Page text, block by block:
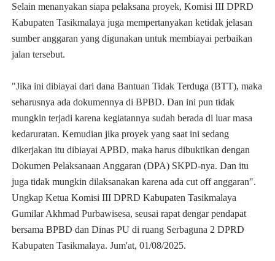
Selain menanyakan siapa pelaksana proyek, Komisi III DPRD
Kabupaten Tasikmalaya juga mempertanyakan ketidak jelasan
sumber anggaran yang digunakan untuk membiayai perbaikan
jalan tersebut.
"Jika ini dibiayai dari dana Bantuan Tidak Terduga (BTT), maka
seharusnya ada dokumennya di BPBD. Dan ini pun tidak
mungkin terjadi karena kegiatannya sudah berada di luar masa
kedaruratan. Kemudian jika proyek yang saat ini sedang
dikerjakan itu dibiayai APBD, maka harus dibuktikan dengan
Dokumen Pelaksanaan Anggaran (DPA) SKPD-nya. Dan itu
juga tidak mungkin dilaksanakan karena ada cut off anggaran".
Ungkap Ketua Komisi III DPRD Kabupaten Tasikmalaya
Gumilar Akhmad Purbawisesa, seusai rapat dengar pendapat
bersama BPBD dan Dinas PU di ruang Serbaguna 2 DPRD
Kabupaten Tasikmalaya. Jum'at, 01/08/2025.